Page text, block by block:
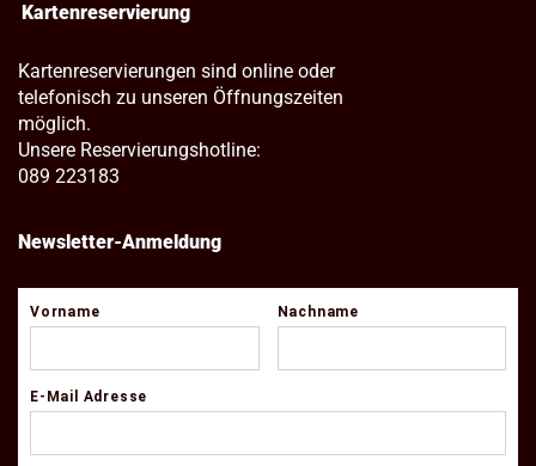
Kartenreservierung
Kartenreservierungen sind online oder
telefonisch zu unseren Öffnungszeiten
möglich.
Unsere Reservierungshotline:
089 223183
Newsletter-Anmeldung